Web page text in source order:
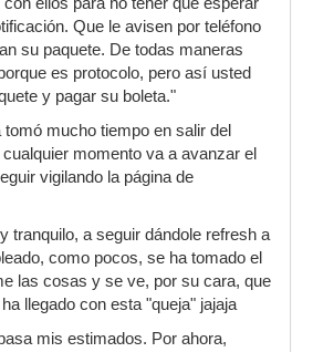
Que le avisen por teléfono
su paquete. De todas maneras
es protocolo, pero así usted
y pagar su boleta."
mucho tiempo en salir del
momento va a avanzar el
vigilando la página de
tranquilo, a seguir dándole refresh a
como pocos, se ha tomado el
las cosas y se ve, por su cara, que
llegado con esta "queja" jajaja
mis estimados. Por ahora,